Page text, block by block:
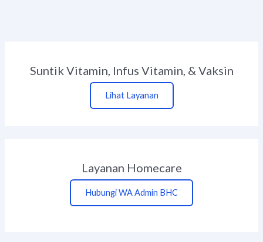
Suntik Vitamin, Infus Vitamin, & Vaksin
Lihat Layanan
Layanan Homecare
Hubungi WA Admin BHC